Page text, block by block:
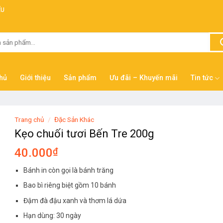
Giới thiệu Sản phẩm Ưu đãi – Khuyến mãi Tin tức
Trang chủ / Đặc Sản Khác
Kẹo chuối tươi Bến Tre 200g
40.000₫
Bánh in còn gọi là bánh trăng
Bao bì riêng biệt gồm 10 bánh
Đậm đà đậu xanh và thơm lá dứa
Hạn dùng: 30 ngày